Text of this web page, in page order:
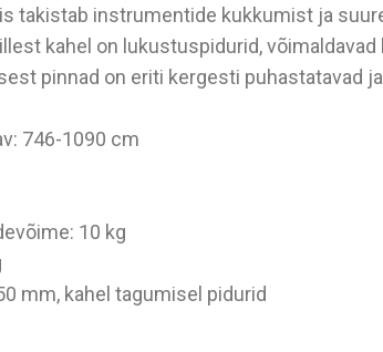
takistab instrumentide kukkumist ja
kahel on lukustuspidurid,
pinnad on eriti kergesti puhastatavad
746-1090 cm
10 kg
mm, kahel tagumisel pidurid